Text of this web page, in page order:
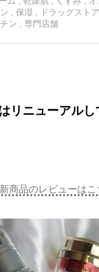
保湿 ドラッグストア
ン 専門店舗
リニューアルし
商品のレビューはこ